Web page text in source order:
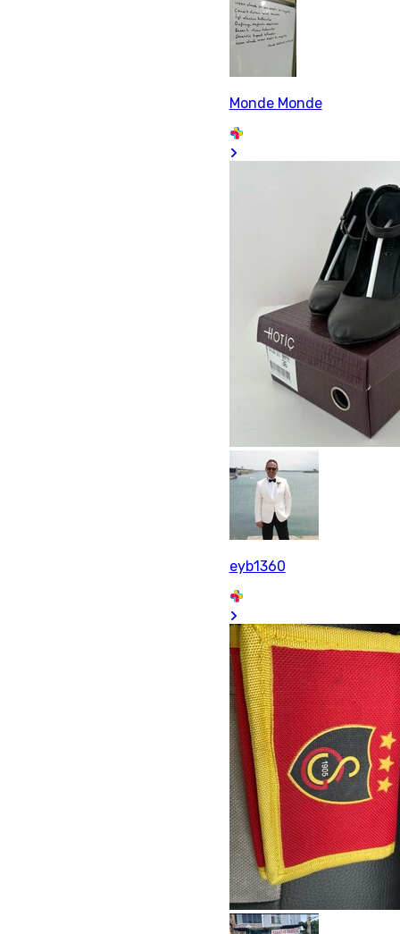
Monde Monde
eyb1360